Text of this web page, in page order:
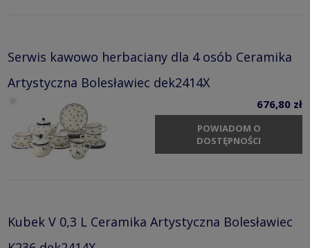
Serwis kawowo herbaciany dla 4 osób Ceramika
Artystyczna Bolesławiec dek2414X
676,80 zł
POWIADOM O
DOSTĘPNOŚCI
Kubek V 0,3 L Ceramika Artystyczna Bolesławiec